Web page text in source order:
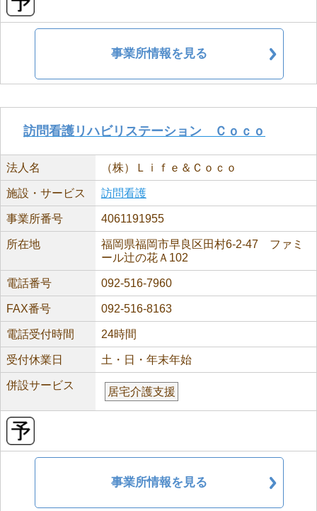
事業所情報を見る
訪問看護リハビリステーション Ｃｏｃｏ
法人名 （株）Ｌｉｆｅ＆Ｃｏｃｏ
施設・サービス 訪問看護
事業所番号 4061191955
所在地
福岡県福岡市早良区田村6-2-47 ファミ
ール辻の花Ａ102
電話番号 092-516-7960
FAX番号 092-516-8163
電話受付時間 24時間
受付休業日 土・日・年末年始
併設サービス
居宅介護支援
事業所情報を見る